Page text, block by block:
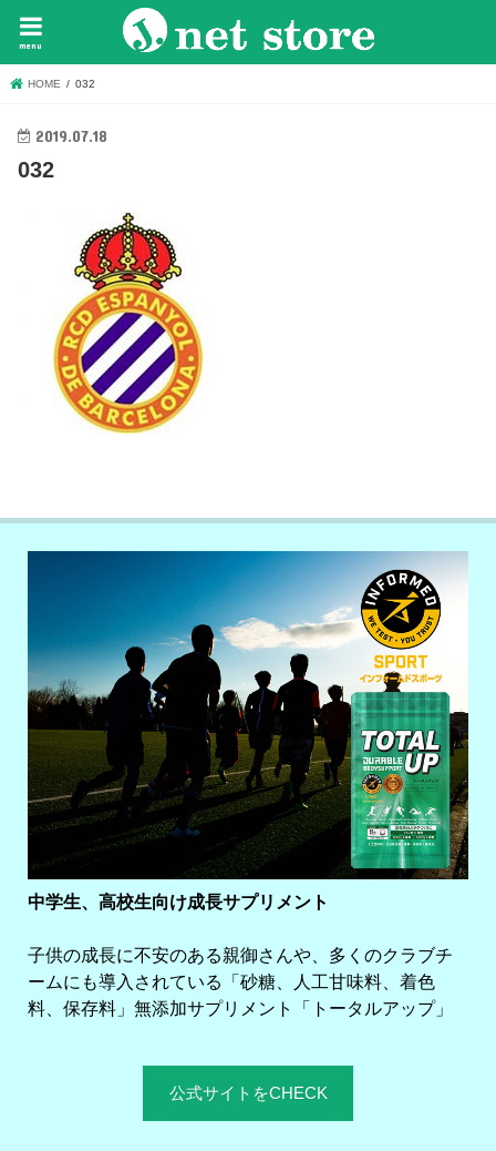
menu
HOME 032
2019.07.18
032
中学生、高校生向け成長サプリメント
子供の成長に不安のある親御さんや、多くのクラブチ
ームにも導入されている「砂糖、人工甘味料、着色
料、保存料」無添加サプリメント「トータルアップ」
公式サイトをCHECK